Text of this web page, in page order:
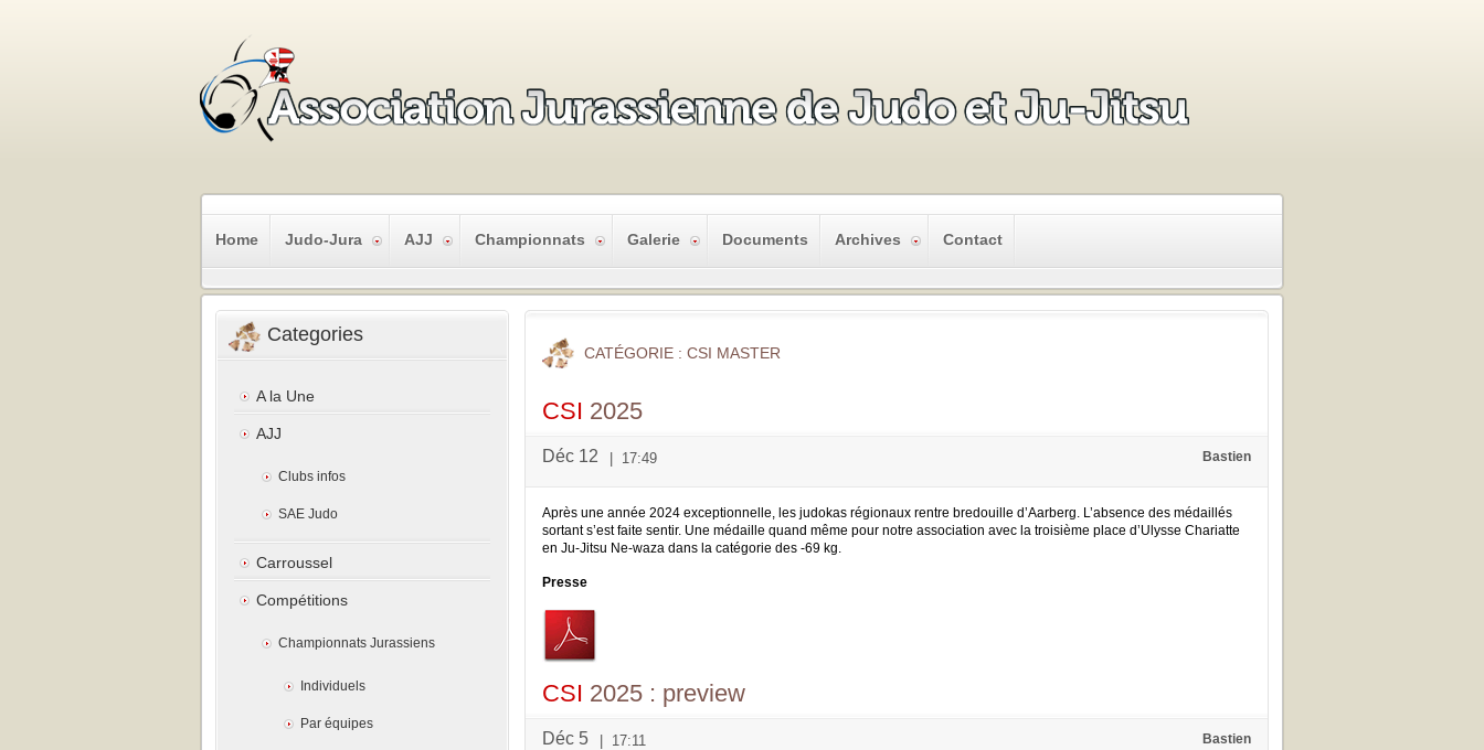
Home Judo-Jura AJJ Championnats Galerie Documents Archives Contact
CATÉGORIE : CSI MASTER
CSI 2025
Bastien
Déc 12 17:49
Après une année 2024 exceptionnelle, les judokas régionaux rentre bredouille d’Aarberg. L’absence des médaillés
sortant s’est faite sentir. Une médaille quand même pour notre association avec la troisième place d’Ulysse Chariatte
en Ju-Jitsu Ne-waza dans la catégorie des -69 kg.
Presse
CSI 2025 : preview
Bastien
Déc 5 17:11
Categories
A la Une
AJJ
Clubs infos
SAE Judo
Carroussel
Compétitions
Championnats Jurassiens
Individuels
Par équipes